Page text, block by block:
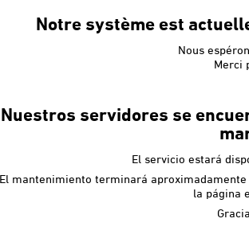
Notre système est
Nous
Merci
Nuestros servidores se
El servicio estará
El mantenimiento terminará
la página